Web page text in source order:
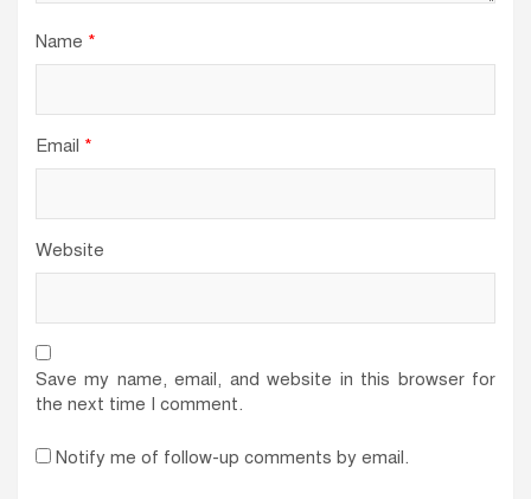
Name *
Email *
Website
Save my name, email, and website in this browser for
the next time I comment.
Notify me of follow-up comments by email.